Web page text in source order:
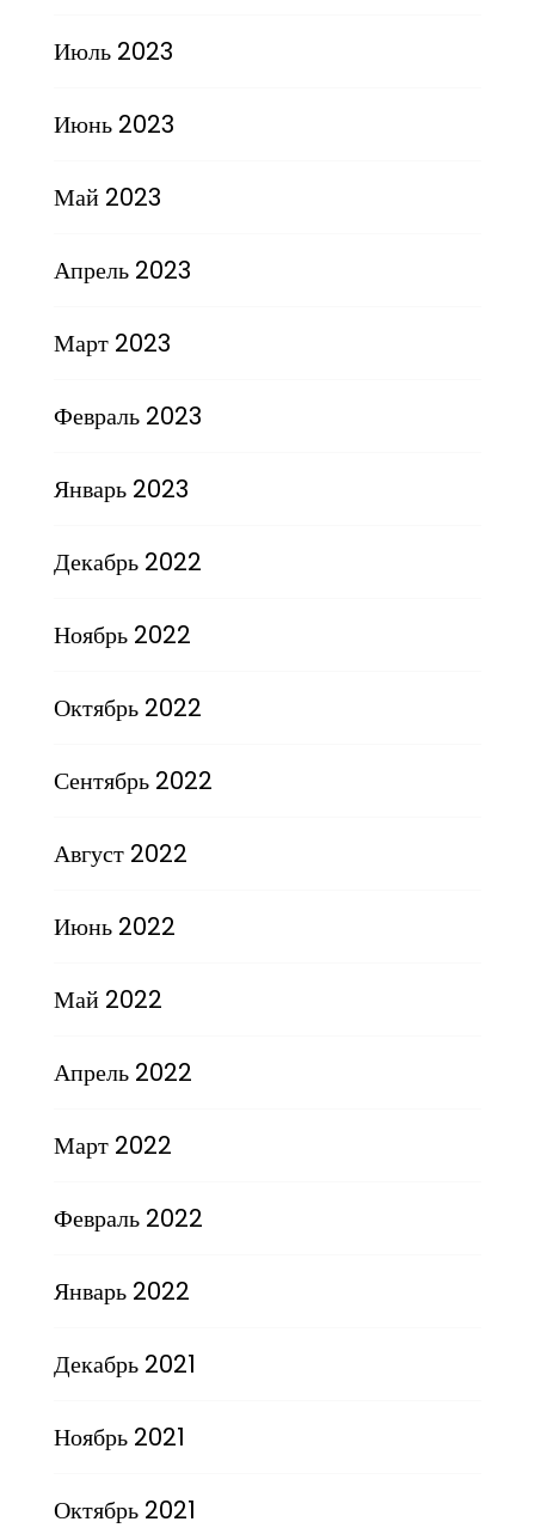
Июль 2023
Июнь 2023
Май 2023
Апрель 2023
Март 2023
Февраль 2023
Январь 2023
Декабрь 2022
Ноябрь 2022
Октябрь 2022
Сентябрь 2022
Август 2022
Июнь 2022
Май 2022
Апрель 2022
Март 2022
Февраль 2022
Январь 2022
Декабрь 2021
Ноябрь 2021
Октябрь 2021